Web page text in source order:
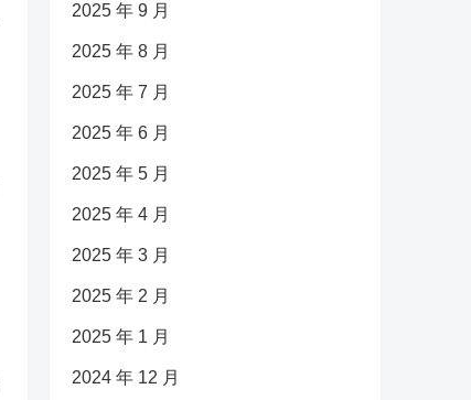
2025 年 9 月
2025 年 8 月
2025 年 7 月
2025 年 6 月
2025 年 5 月
2025 年 4 月
2025 年 3 月
2025 年 2 月
2025 年 1 月
2024 年 12 月